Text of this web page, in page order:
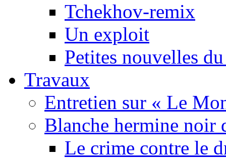
Tchekhov-remix
Un exploit
Petites nouvelles
Travaux
Entretien sur « Le
Blanche hermine noir
Le crime contre le